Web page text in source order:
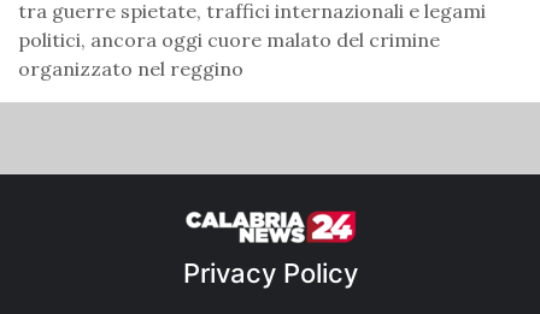
tra guerre spietate, traffici internazionali e legami
politici, ancora oggi cuore malato del crimine
organizzato nel reggino
Privacy Policy